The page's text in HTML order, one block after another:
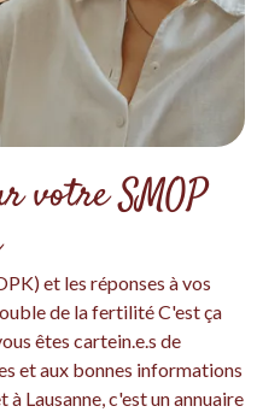
votre SMOP
et les réponses à vos
de la fertilité C'est ça
êtes cartein.e.s de
et aux bonnes informations
à Lausanne, c'est un annuaire